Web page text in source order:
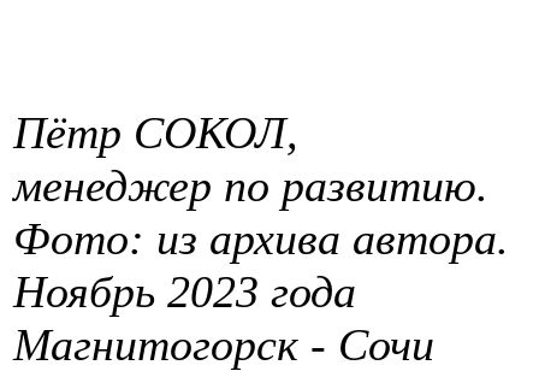
Пётр СОКОЛ,
менеджер по развитию.
Фото: из архива автора.
Ноябрь 2023 года
Магнитогорск - Сочи